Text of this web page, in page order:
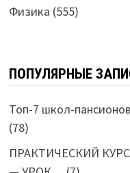
Физика (555)
ПОПУЛЯРНЫЕ
Топ-7 школ-
(78)
ПРАКТИЧЕСКИЙ